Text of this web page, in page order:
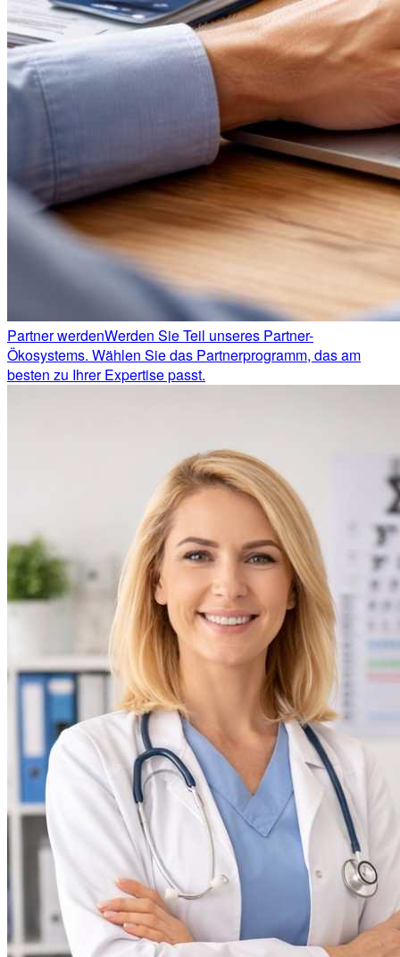
Partner werdenWerden Sie Teil unseres Partner-
Ökosystems. Wählen Sie das Partnerprogramm, das am
besten zu Ihrer Expertise passt.